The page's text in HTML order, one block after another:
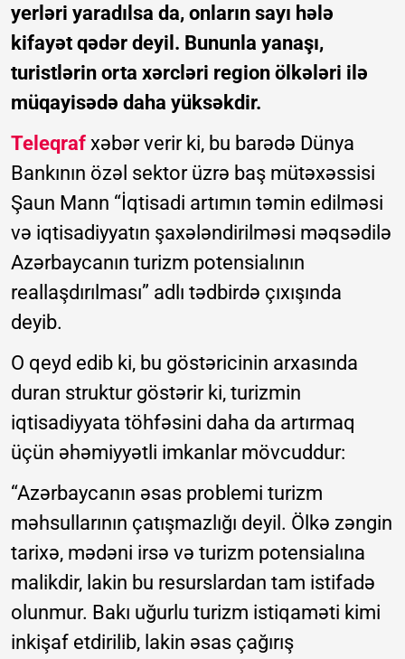
yerləri yaradılsa da, onların sayı hələ
kifayət qədər deyil. Bununla yanaşı,
turistlərin orta xərcləri region ölkələri ilə
müqayisədə daha yüksəkdir.
Teleqraf xəbər verir ki, bu barədə Dünya
Bankının özəl sektor üzrə baş mütəxəssisi
Şaun Mann “İqtisadi artımın təmin edilməsi
və iqtisadiyyatın şaxələndirilməsi məqsədilə
Azərbaycanın turizm potensialının
reallaşdırılması” adlı tədbirdə çıxışında
deyib.
O qeyd edib ki, bu göstəricinin arxasında
duran struktur göstərir ki, turizmin
iqtisadiyyata töhfəsini daha da artırmaq
üçün əhəmiyyətli imkanlar mövcuddur:
“Azərbaycanın əsas problemi turizm
məhsullarının çatışmazlığı deyil. Ölkə zəngin
tarixə, mədəni irsə və turizm potensialına
malikdir, lakin bu resurslardan tam istifadə
olunmur. Bakı uğurlu turizm istiqaməti kimi
inkişaf etdirilib, lakin əsas çağırış